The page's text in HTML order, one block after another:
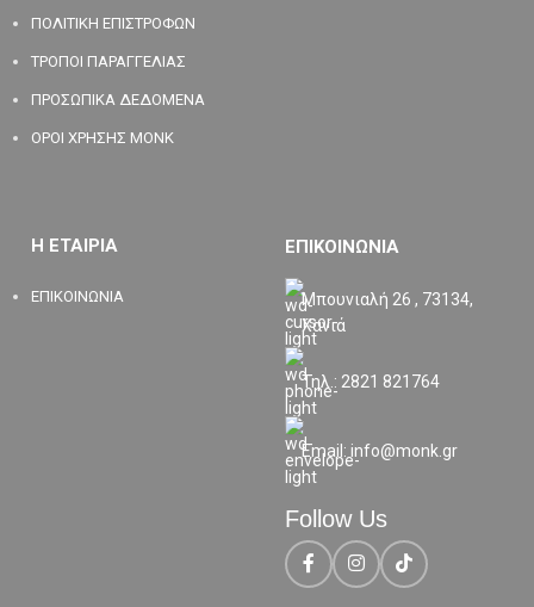
ΠΟΛΙΤΙΚΗ ΕΠΙΣΤΡΟΦΩΝ
ΤΡΟΠΟΙ ΠΑΡΑΓΓΕΛΙΑΣ
ΠΡΟΣΩΠΙΚΑ ΔΕΔΟΜΕΝΑ
ΟΡΟΙ ΧΡΗΣΗΣ MONK
Η ΕΤΑΙΡΙΑ
ΕΠΙΚΟΙΝΩΝΙΑ
ΕΠΙΚΟΙΝΩΝΙΑ
Μπουνιαλή 26 , 73134,
Χανιά
Τηλ.: 2821 821764
Email: info@monk.gr
Follow Us